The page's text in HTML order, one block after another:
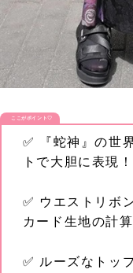
ここがポイント♡
✅ 『蛇神』の世
トで大胆に表現！
✅ ウエストリボ
カード生地の計
✅ ルーズなトッ